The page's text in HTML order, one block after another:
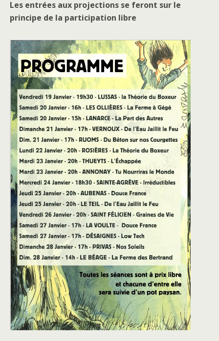
Les entrées aux projections se feront sur le
principe de la participation libre